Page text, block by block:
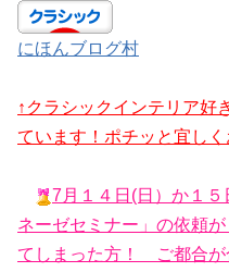
にほんブログ村
↑クラシックインテリア好
ています！ポチッと宜しく
7月１４日(日）か１
ネーゼセミナー」の依頼
てしまった方！ ご都合が